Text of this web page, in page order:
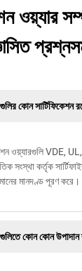
ওয়্যার
কোন সার্টিফিকেশন
ওয়্যারগুলি VDE,
সংস্থা কর্তৃক
মানদণ্ড পূরণ করে।
কোন কোন উপাদান